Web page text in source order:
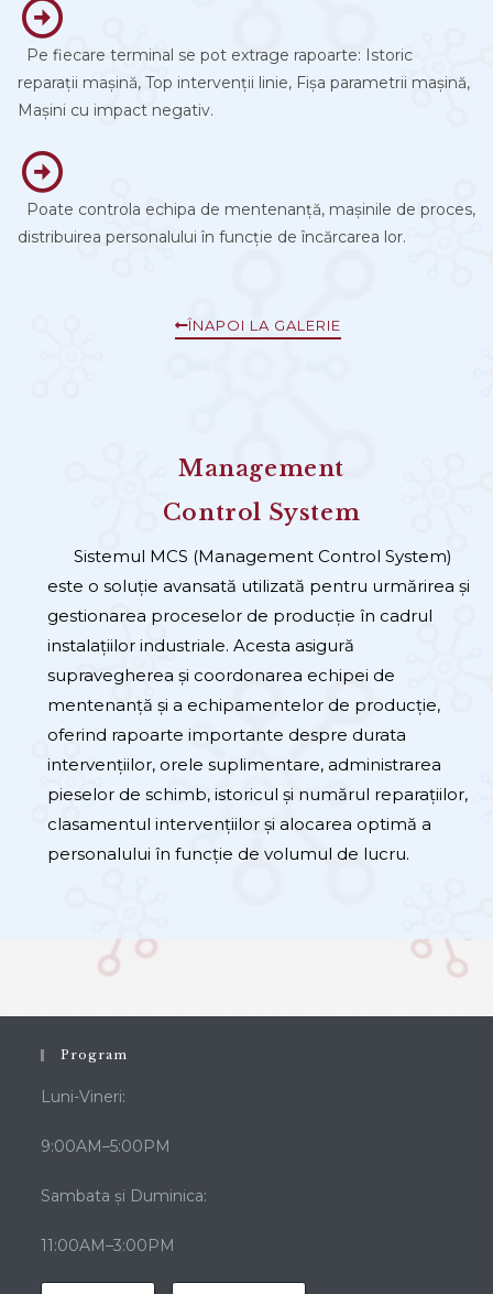
Pe fiecare terminal se pot extrage rapoarte: Istoric
reparații mașină, Top intervenții linie, Fișa parametrii mașină,
Mașini cu impact negativ.
Poate controla echipa de mentenanță, mașinile de proces,
distribuirea personalului în funcție de încărcarea lor.
ÎNAPOI LA GALERIE
Management
Control System
Sistemul MCS (Management Control System)
este o soluție avansată utilizată pentru urmărirea și
gestionarea proceselor de producție în cadrul
instalațiilor industriale. Acesta asigură
supravegherea și coordonarea echipei de
mentenanță și a echipamentelor de producție,
oferind rapoarte importante despre durata
intervențiilor, orele suplimentare, administrarea
pieselor de schimb, istoricul și numărul reparațiilor,
clasamentul intervențiilor și alocarea optimă a
personalului în funcție de volumul de lucru.
Program
Luni-Vineri:
9:00AM–5:00PM
Sambata și Duminica:
11:00AM–3:00PM